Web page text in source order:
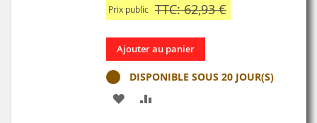
Prix public TTC: 62,93 €
Ajouter au panier
DISPONIBLE SOUS 20 JOUR(S)
AJOUTER